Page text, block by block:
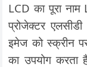
LCD का पूरा
प्रोजेक्टर
इमेज को स्क्रीन
का उपयोग करता